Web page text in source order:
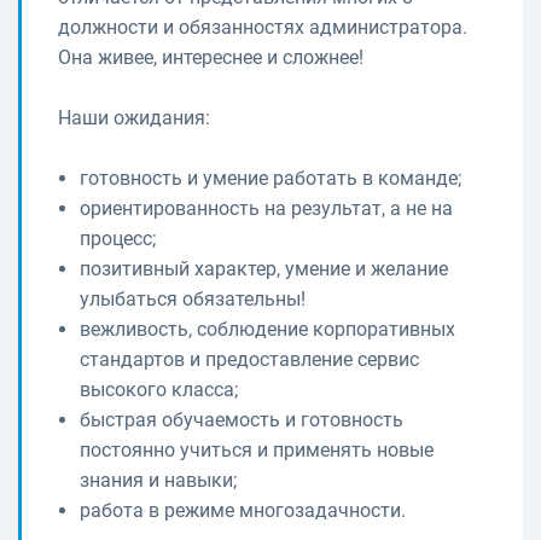
должности и обязанностях администратора.
Она живее, интереснее и сложнее!
Наши ожидания:
готовность и умение работать в команде;
ориентированность на результат, а не на
процесс;
позитивный характер, умение и желание
улыбаться обязательны!
вежливость, соблюдение корпоративных
стандартов и предоставление сервис
высокого класса;
быстрая обучаемость и готовность
постоянно учиться и применять новые
знания и навыки;
работа в режиме многозадачности.